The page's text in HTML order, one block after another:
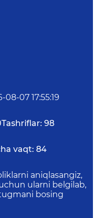
08-07 17:55:19
Tashriflar: 98
vaqt: 84
aniqlasangiz,
ularni belgilab,
bosing